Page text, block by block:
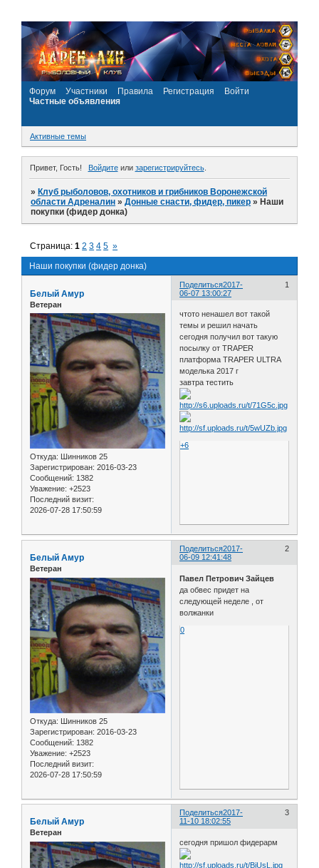
Форум Участники Правила Регистрация
Войти
Частные объявления
Активные темы
Привет, Гость! Войдитеили зарегистрируйтесь.
»Клуб рыболовов, охотников и грибников Воронежской
области Адреналин »Донные снасти, фидер, пикер »Наши
покупки (фидер донка)
Наши покупки (фидер донка)
Страница:1 2 3 4 5 »
Поделиться 1
2017-
06-07 13:00:27
Белый Амур
Ветеран
Откуда: Шинников 25
Зарегистрирован: 2016-03-23
Сообщений: 1382
Уважение: +2523
Последний визит:
2026-07-28 17:50:59
чтото ненашел вот такой
темы и решил начать
сегодня получил вот такую
посылку от TRAPER
платформа TRAPER ULTRA
моделька 2017 г
завтра тестить
+6
Поделиться 2
2017-
06-09 12:41:48
Белый Амур
Ветеран
Откуда: Шинников 25
Зарегистрирован: 2016-03-23
Сообщений: 1382
Уважение: +2523
Последний визит:
2026-07-28 17:50:59
Павел Петрович Зайцев
да обвес придет на
следующей неделе , от
волжанки
0
Поделиться 3
2017-
11-10 18:02:55
Белый Амур
Ветеран
сегодня пришол фидерарм